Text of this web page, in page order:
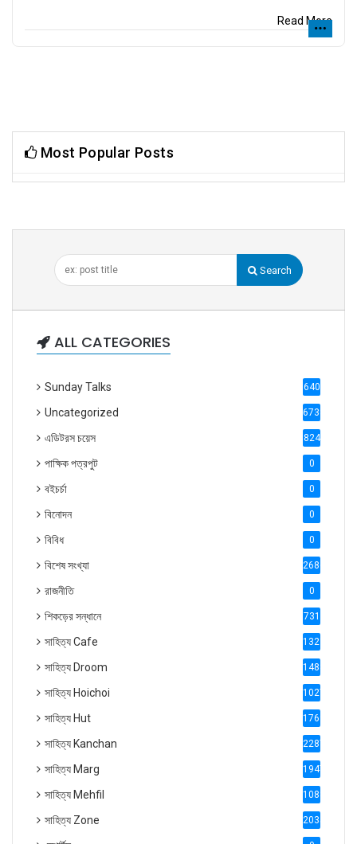
Read More
Most Popular Posts
Search
ALL CATEGORIES
Sunday Talks 640
Uncategorized 6738
এডিটরস চয়েস 824
পাক্ষিক পত্রপুট 0
বইচর্চা 0
বিনোদন 0
বিবিধ 0
বিশেষ সংখ্যা 2686
রাজনীতি 0
শিকড়ের সন্ধানে 731
সাহিত্য Cafe 1321
সাহিত্য Droom 1488
সাহিত্য Hoichoi 1027
সাহিত্য Hut 1769
সাহিত্য Kanchan 2287
সাহিত্য Marg 1947
সাহিত্য Mehfil 1088
সাহিত্য Zone 2035